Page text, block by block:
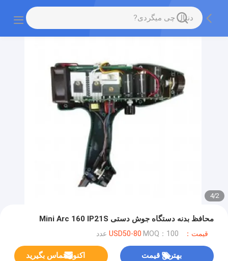
2
/
4
محافظ بدنه دستگاه جوش دستی Mini Arc 160 IP21S
قیمت：USD50-80 MOQ：100 عدد
بهترین قیمت اکنون تماس بگیرید